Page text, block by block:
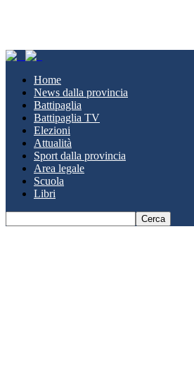
Home
News dalla provincia
Battipaglia
Battipaglia TV
Elezioni
Attualità
Sport dalla provincia
Area legale
Scuola
Libri